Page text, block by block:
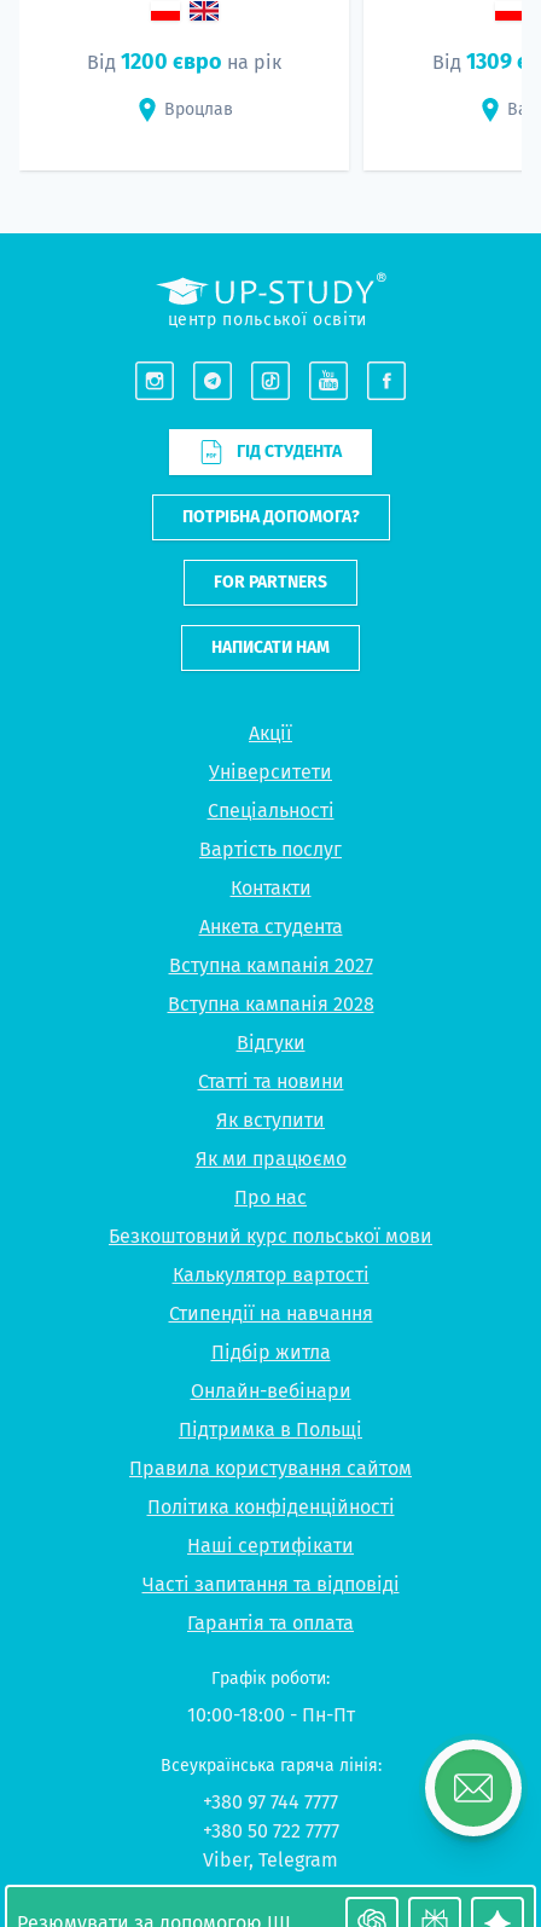
Від 1200 євро на рік
Вроцлав
Від 1309
Акції
Університети
Спеціальності
Вартість послуг
Контакти
Анкета студента
Вступна кампанія 2027
Вступна кампанія 2028
Відгуки
Статті та новини
Як вступити
Як ми працюємо
Про нас
Безкоштовний курс польської мови
Калькулятор вартості
Стипендії на навчання
Підбір житла
Онлайн-вебінари
Підтримка в Польщі
Правила користування сайтом
Політика конфіденційності
Наші сертифікати
Часті запитання та відповіді
Гарантія та оплата
центр польської освіти
ГІД СТУДЕНТА
ПОТРІБНА ДОПОМОГА?
FOR PARTNERS
НАПИСАТИ НАМ
© 2026 UP-STUDY «Навчання в Польщі»
Графік роботи:
10:00-18:00 - Пн-Пт
Всеукраїнська гаряча лінія:
+380 97 744 7777
+380 50 722 7777
Viber, Telegram